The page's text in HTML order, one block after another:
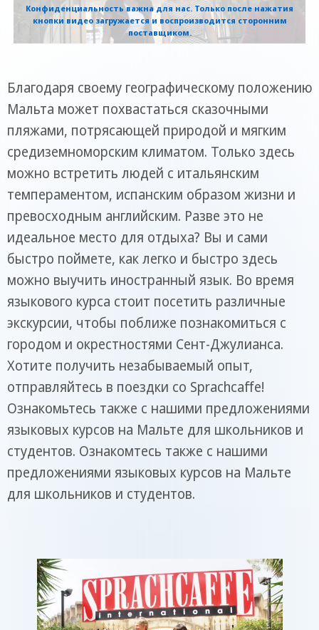
Конфиденциальность важна для нас. Только после нажатия
кнопки видео загружается и воспроизводится сторонним
поставщиком.
Благодаря своему географическому положению
Мальта может похвастаться сказочными
пляжами, потрясающей природой и мягким
средиземноморским климатом. Только здесь
можно встретить людей с итальянским
темпераментом, испанским образом жизни и
превосходным английским. Разве это не
идеальное место для отдыха? Вы и сами
быстро поймете, как легко и быстро здесь
можно выучить иностранный язык. Во время
языкового курса стоит посетить различные
экскурсии, чтобы поближе познакомиться с
городом и окрестностями Сент-Джулианса.
Хотите получить незабываемый опыт,
отправляйтесь в поездки со Sprachcaffe!
Ознакомьтесь также с нашими предложениями
языковых курсов на Мальте для школьников и
студентов. Ознакомтесь также с нашими
предложениями языковых курсов на Мальте
для школьников и студентов.